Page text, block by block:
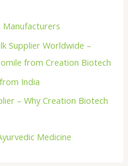
Manufacturers
Supplier Worldwide –
from Creation Biotech
India
– Why Creation Biotech
Medicine